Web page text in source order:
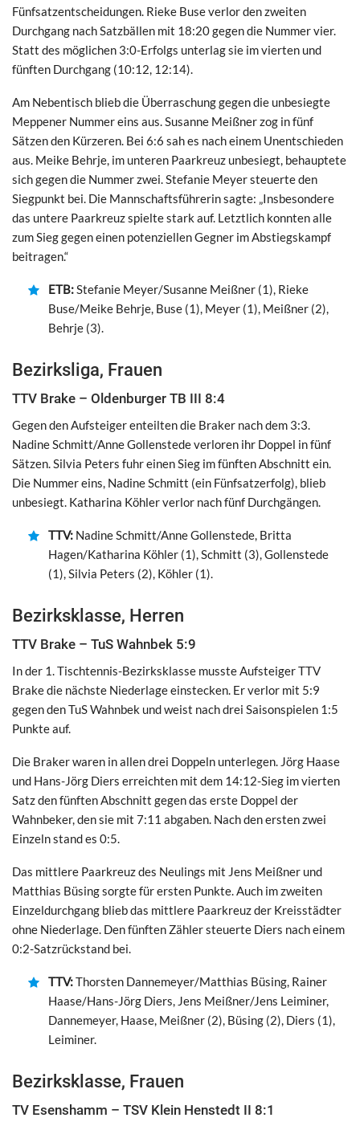
Fünfsatzentscheidungen. Rieke Buse verlor den zweiten
Durchgang nach Satzbällen mit 18:20 gegen die Nummer vier.
Statt des möglichen 3:0-Erfolgs unterlag sie im vierten und
fünften Durchgang (10:12, 12:14).
Am Nebentisch blieb die Überraschung gegen die unbesiegte
Meppener Nummer eins aus. Susanne Meißner zog in fünf
Sätzen den Kürzeren. Bei 6:6 sah es nach einem Unentschieden
aus. Meike Behrje, im unteren Paarkreuz unbesiegt, behauptete
sich gegen die Nummer zwei. Stefanie Meyer steuerte den
Siegpunkt bei. Die Mannschaftsführerin sagte: „Insbesondere
das untere Paarkreuz spielte stark auf. Letztlich konnten alle
zum Sieg gegen einen potenziellen Gegner im Abstiegskampf
beitragen.“
ETB:Stefanie Meyer/Susanne Meißner (1), Rieke
Buse/Meike Behrje, Buse (1), Meyer (1), Meißner (2),
Behrje (3).
Bezirksliga, Frauen
TTV Brake – Oldenburger TB III 8:4
Gegen den Aufsteiger enteilten die Braker nach dem 3:3.
Nadine Schmitt/Anne Gollenstede verloren ihr Doppel in fünf
Sätzen. Silvia Peters fuhr einen Sieg im fünften Abschnitt ein.
Die Nummer eins, Nadine Schmitt (ein Fünfsatzerfolg), blieb
unbesiegt. Katharina Köhler verlor nach fünf Durchgängen.
TTV: Nadine Schmitt/Anne Gollenstede, Britta
Hagen/Katharina Köhler (1), Schmitt (3), Gollenstede
(1), Silvia Peters (2), Köhler (1).
Bezirksklasse, Herren
TTV Brake – TuS Wahnbek 5:9
In der 1. Tischtennis-Bezirksklasse musste Aufsteiger TTV
Brake die nächste Niederlage einstecken. Er verlor mit 5:9
gegen den TuS Wahnbek und weist nach drei Saisonspielen 1:5
Punkte auf.
Die Braker waren in allen drei Doppeln unterlegen. Jörg Haase
und Hans-Jörg Diers erreichten mit dem 14:12-Sieg im vierten
Satz den fünften Abschnitt gegen das erste Doppel der
Wahnbeker, den sie mit 7:11 abgaben. Nach den ersten zwei
Einzeln stand es 0:5.
Das mittlere Paarkreuz des Neulings mit Jens Meißner und
Matthias Büsing sorgte für ersten Punkte. Auch im zweiten
Einzeldurchgang blieb das mittlere Paarkreuz der Kreisstädter
ohne Niederlage. Den fünften Zähler steuerte Diers nach einem
0:2-Satzrückstand bei.
TTV:Thorsten Dannemeyer/Matthias Büsing, Rainer
Haase/Hans-Jörg Diers, Jens Meißner/Jens Leiminer,
Dannemeyer, Haase, Meißner (2), Büsing (2), Diers (1),
Leiminer.
Bezirksklasse, Frauen
TV Esenshamm – TSV Klein Henstedt II 8:1